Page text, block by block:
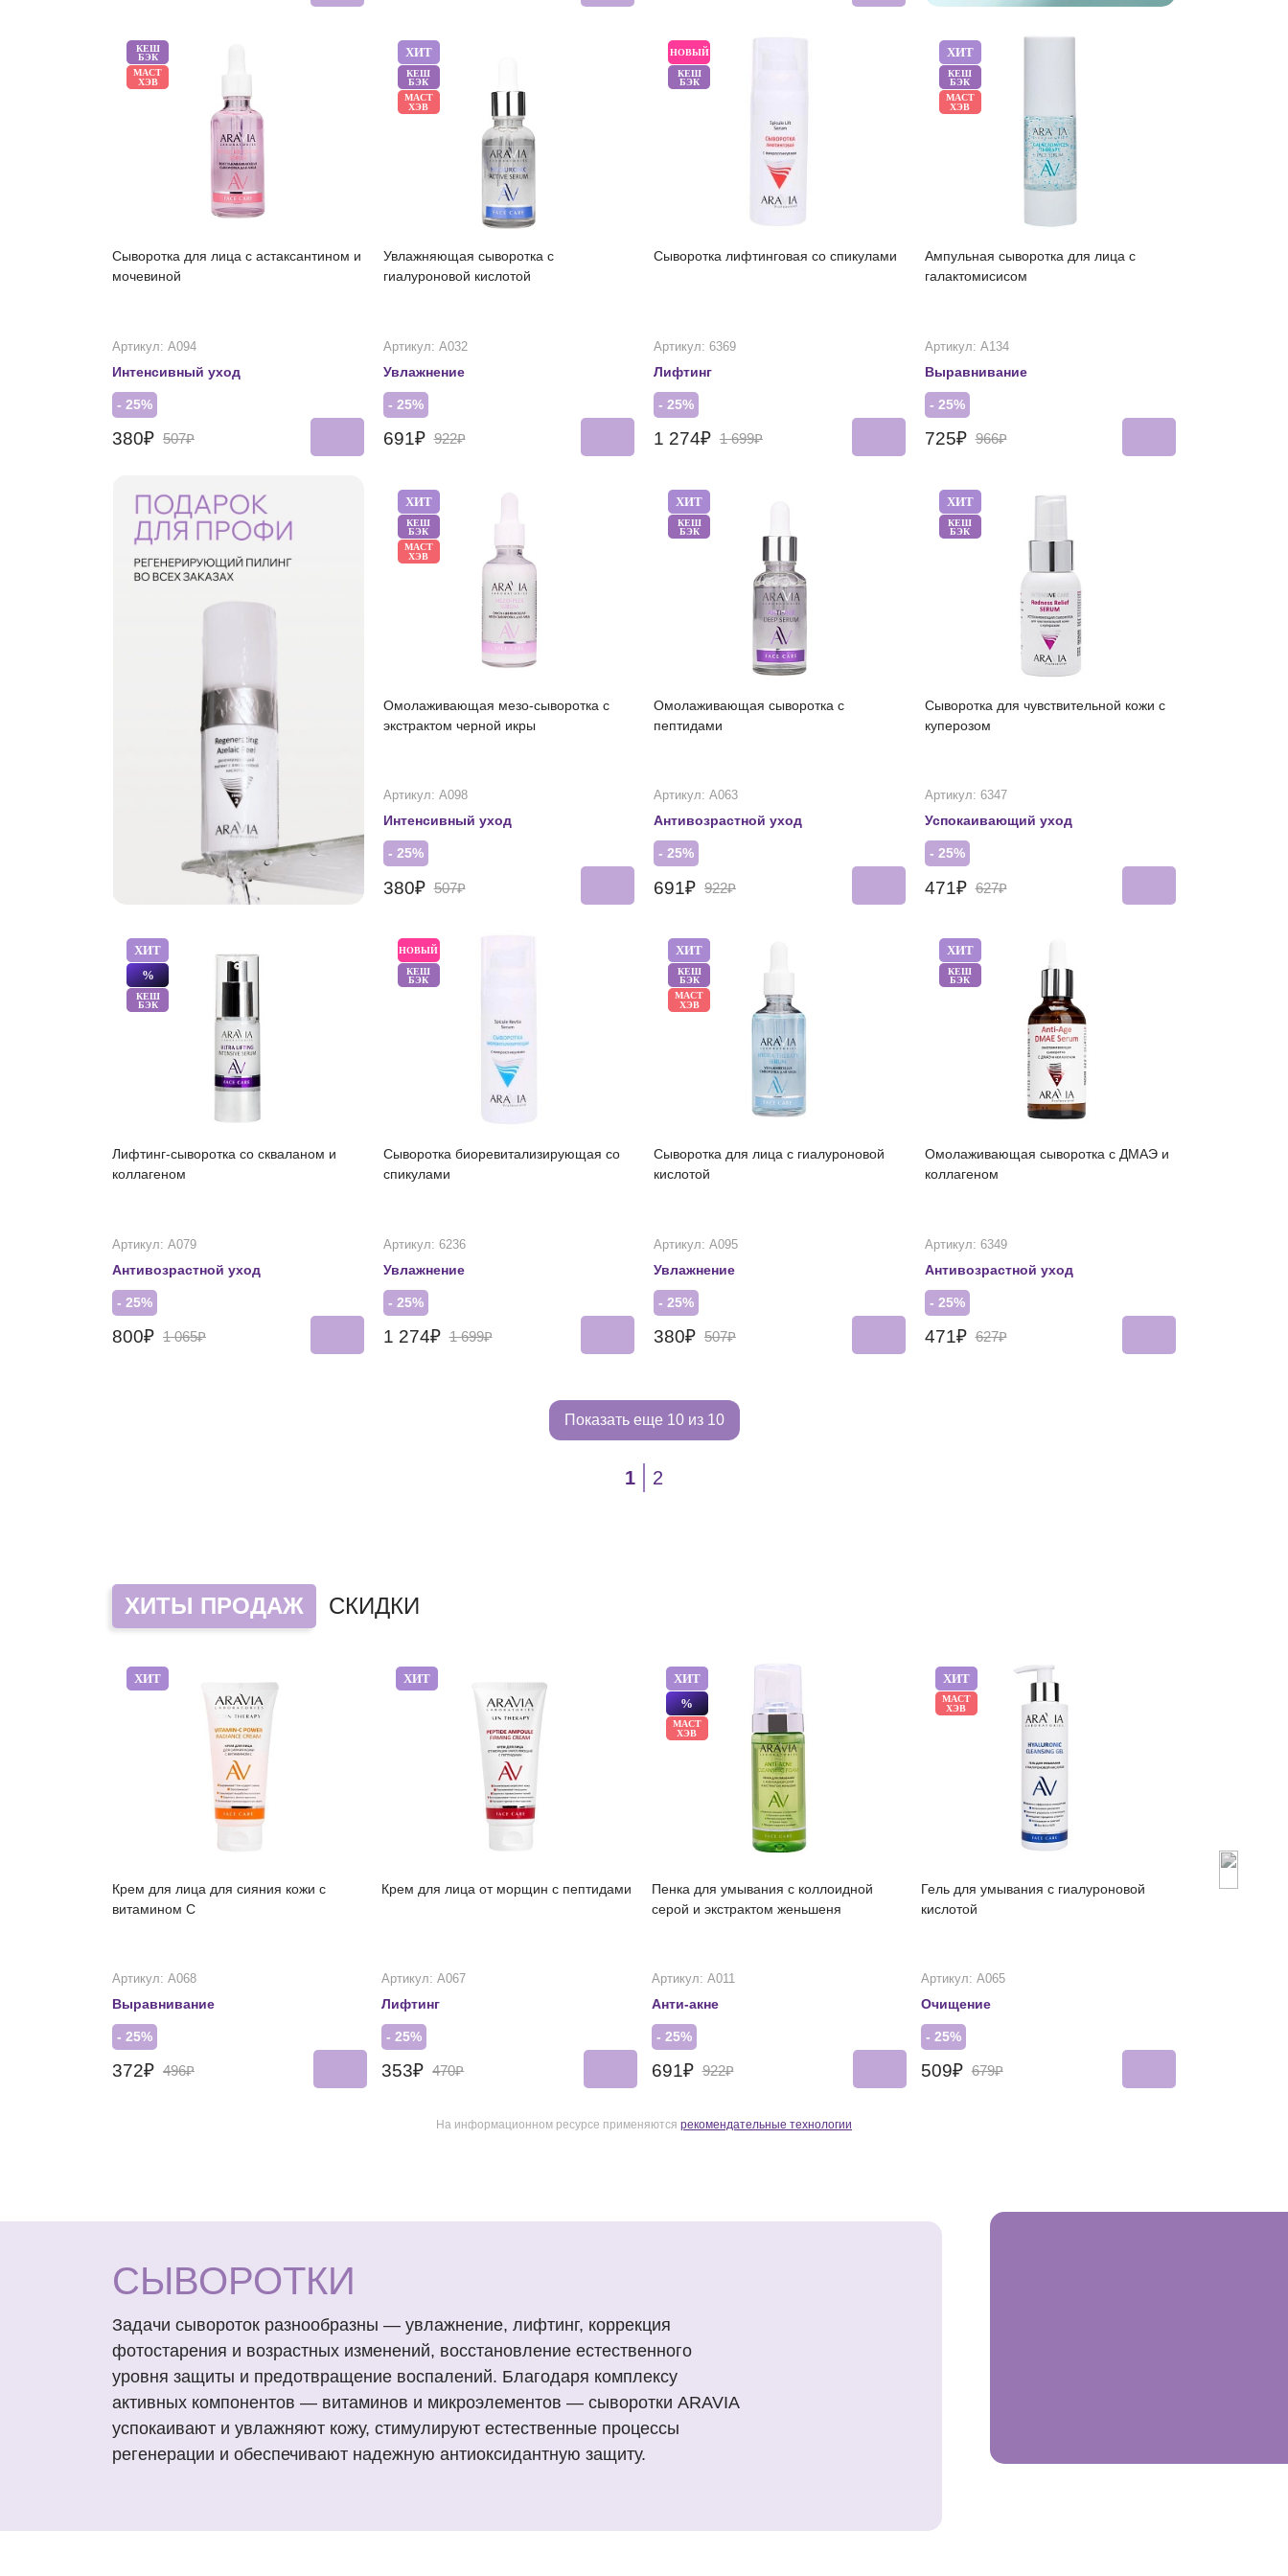
КЕШ
БЭК
МАСТ
ХЭВ
Сыворотка для лица с астаксантином и
мочевиной
Артикул: А094
Интенсивный уход
- 25%
380₽ 507₽
ХИТ
КЕШ
БЭК
МАСТ
ХЭВ
Увлажняющая сыворотка с
гиалуроновой кислотой
Артикул: А032
Увлажнение
- 25%
691₽ 922₽
НОВЫЙ
КЕШ
БЭК
Сыворотка лифтинговая со спикулами
Артикул: 6369
Лифтинг
- 25%
1 274₽ 1 699₽
ХИТ
КЕШ
БЭК
МАСТ
ХЭВ
Ампульная сыворотка для лица с
галактомисисом
Артикул: А134
Выравнивание
- 25%
725₽ 966₽
ХИТ
КЕШ
БЭК
МАСТ
ХЭВ
Омолаживающая мезо-сыворотка с
экстрактом черной икры
Артикул: А098
Интенсивный уход
- 25%
380₽ 507₽
ХИТ
КЕШ
БЭК
Омолаживающая сыворотка с
пептидами
Артикул: А063
Антивозрастной уход
- 25%
691₽ 922₽
ХИТ
КЕШ
БЭК
Сыворотка для чувствительной кожи с
куперозом
Артикул: 6347
Успокаивающий уход
- 25%
471₽ 627₽
ХИТ
%
КЕШ
БЭК
Лифтинг-сыворотка со скваланом и
коллагеном
Артикул: А079
Антивозрастной уход
- 25%
800₽ 1 065₽
НОВЫЙ
КЕШ
БЭК
Сыворотка биоревитализирующая со
спикулами
Артикул: 6236
Увлажнение
- 25%
1 274₽ 1 699₽
ХИТ
КЕШ
БЭК
МАСТ
ХЭВ
Сыворотка для лица с гиалуроновой
кислотой
Артикул: А095
Увлажнение
- 25%
380₽ 507₽
ХИТ
КЕШ
БЭК
Омолаживающая сыворотка с ДМАЭ и
коллагеном
Артикул: 6349
Антивозрастной уход
- 25%
471₽ 627₽
Показать еще 10 из 10
1 2
ХИТЫ ПРОДАЖ СКИДКИ
ХИТ
Крем для лица для сияния кожи с
витамином С
Артикул: А068
Выравнивание
- 25%
372₽ 496₽
ХИТ
Крем для лица от морщин с пептидами
Артикул: А067
Лифтинг
- 25%
353₽ 470₽
ХИТ
%
МАСТ
ХЭВ
Пенка для умывания с коллоидной
серой и экстрактом женьшеня
Артикул: А011
Анти-акне
- 25%
691₽ 922₽
ХИТ
МАСТ
ХЭВ
Гель для умывания с гиалуроновой
кислотой
Артикул: А065
Очищение
- 25%
509₽ 679₽
Увлажняющий
На информационном ресурсе применяются рекомендательные технологии
СЫВОРОТКИ
Задачи сывороток разнообразны — увлажнение, лифтинг, коррекция
фотостарения и возрастных изменений, восстановление естественного
уровня защиты и предотвращение воспалений. Благодаря комплексу
активных компонентов — витаминов и микроэлементов — сыворотки ARAVIA
успокаивают и увлажняют кожу, стимулируют естественные процессы
регенерации и обеспечивают надежную антиоксидантную защиту.